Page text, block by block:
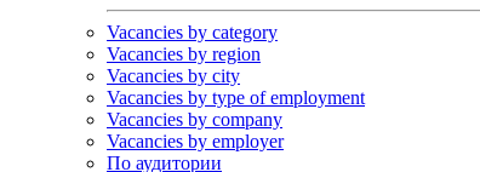
Vacancies by category
Vacancies by region
Vacancies by city
Vacancies by type of employment
Vacancies by company
Vacancies by employer
По аудитории